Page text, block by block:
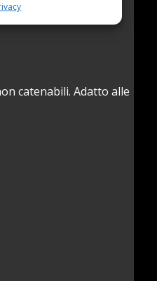
catenabili. Adatto alle